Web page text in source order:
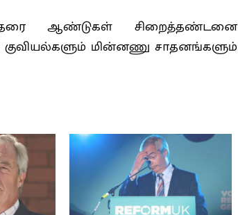
ஆண்டுகள் சிறைத்தண்டனை
குவியல்களும் மின்னணு சாதனங்களும்